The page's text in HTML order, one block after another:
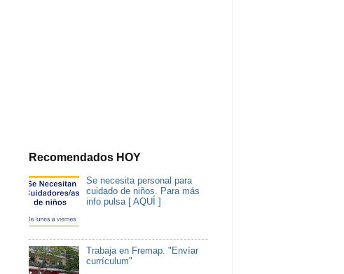
Recomendados HOY
Se necesita personal para
cuidado de niños. Para más
info pulsa [ AQUÍ ]
Trabaja en Fremap. "Envíar
currículum"